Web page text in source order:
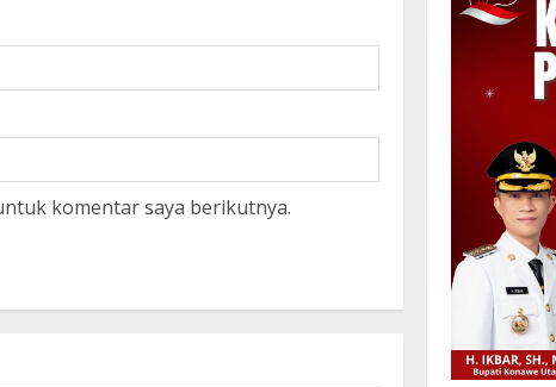
komentar saya berikutnya.